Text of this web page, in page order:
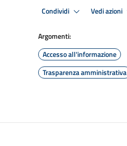
Condividi Vedi azioni
Argomenti:
Accesso all'informazione
Trasparenza amministrativa